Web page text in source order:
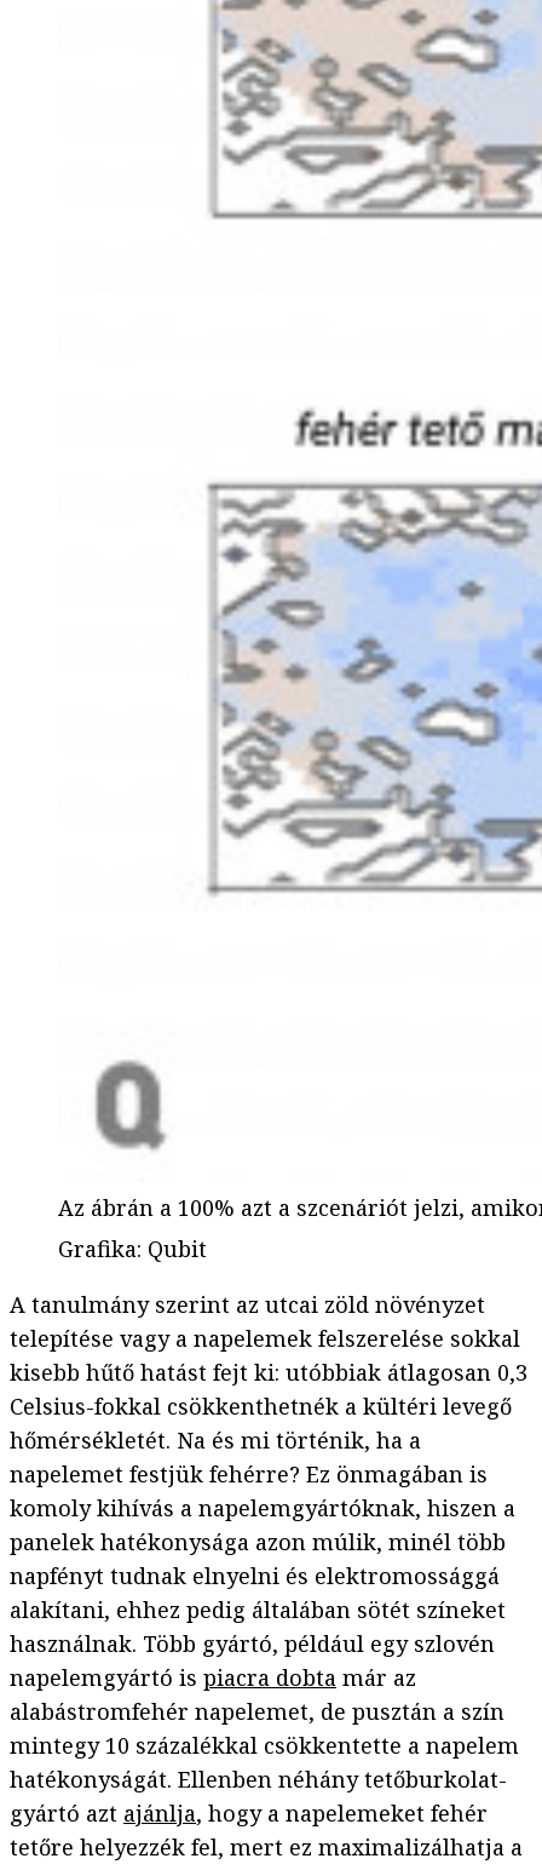
Az ábrán a 100% azt a szcenáriót jelzi,
Grafika: Qubit
A tanulmány szerint az utcai zöld növényzet
telepítése vagy a napelemek felszerelése sokkal
kisebb hűtő hatást fejt ki: utóbbiak átlagosan 0,3
Celsius-fokkal csökkenthetnék a kültéri levegő
hőmérsékletét. Na és mi történik, ha a
napelemet festjük fehérre? Ez önmagában is
komoly kihívás a napelemgyártóknak, hiszen a
panelek hatékonysága azon múlik, minél több
napfényt tudnak elnyelni és elektromossággá
alakítani, ehhez pedig általában sötét színeket
használnak. Több gyártó, például egy szlovén
napelemgyártó is piacra dobta már az
alabástromfehér napelemet, de pusztán a szín
mintegy 10 százalékkal csökkentette a napelem
hatékonyságát. Ellenben néhány tetőburkolat-
gyártó azt ajánlja, hogy a napelemeket fehér
tetőre helyezzék fel, mert ez maximalizálhatja a